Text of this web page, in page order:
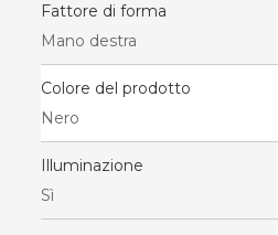
Fattore di forma
Mano destra
Colore del prodotto
Nero
Illuminazione
Sì